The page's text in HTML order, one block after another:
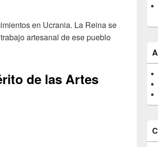
en Ucrania. La Reina se
artesanal de ese pueblo
de las Artes